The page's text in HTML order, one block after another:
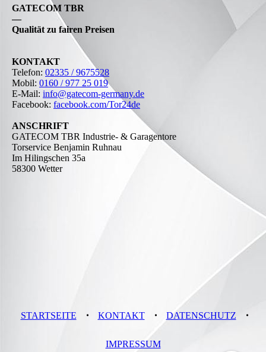
GATECOM TBR
—
Qualität zu fairen Preisen
KONTAKT
Telefon: 02335 / 9675528
Mobil: 0160 / 977 25 019
E-Mail: info@gatecom-germany.de
Facebook: facebook.com/Tor24de
ANSCHRIFT
GATECOM TBR Industrie- & Garagentore
Torservice Benjamin Ruhnau
Im Hilingschen 35a
58300 Wetter
STARTSEITE ・ KONTAKT ・ DATENSCHUTZ ・
IMPRESSUM